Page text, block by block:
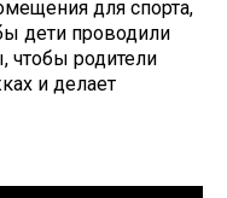
для спорта,
дети проводили
родители
и делает